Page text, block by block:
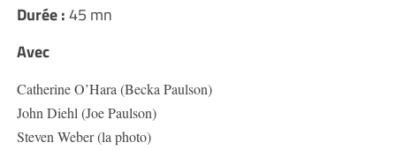
Durée :45 mn
Avec
Catherine O’Hara (Becka Paulson)
John Diehl (Joe Paulson)
Steven Weber (la photo)